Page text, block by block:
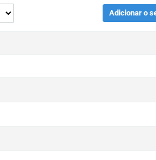
Adicionar o